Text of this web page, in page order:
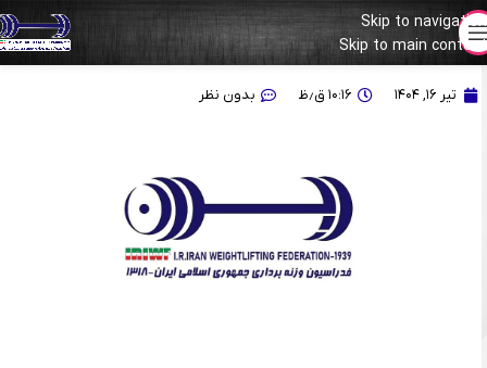
Skip to navigation
Skip to main content
۲۴ تیر زمان برگزاری مجمع عمومی سالیانه فدراسیون
تیر ۱۶, ۱۴۰۴ ۱۰:۱۶ ق٫ظ بدون نظر